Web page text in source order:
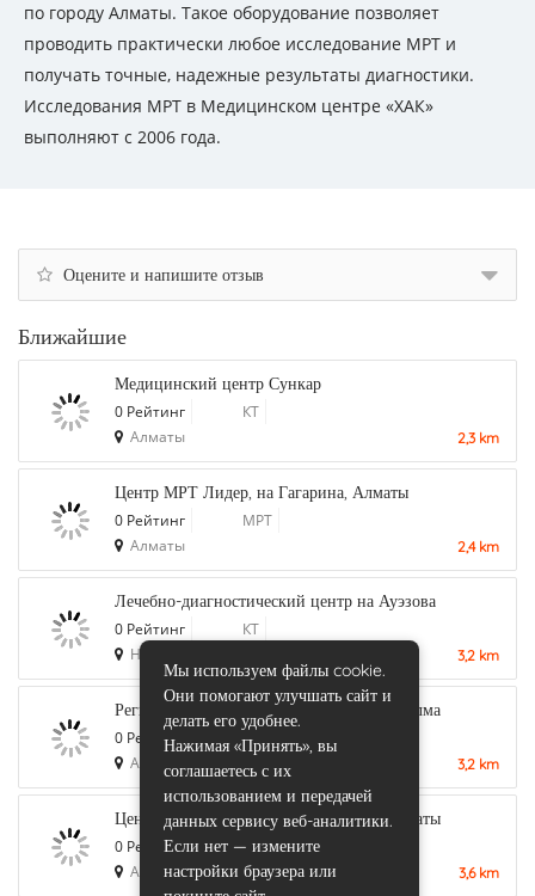
по городу Алматы. Такое оборудование позволяет
проводить практически любое исследование МРТ и
получать точные, надежные результаты диагностики.
Исследования МРТ в Медицинском центре «ХАК»
выполняют с 2006 года.
Оцените и напишите отзыв
Ближайшие
Медицинский центр Сункар
0 Рейтинг
КТ
Алматы
2,3 km
Центр МРТ Лидер, на Гагарина, Алматы
0 Рейтинг
МРТ
Алматы
2,4 km
Лечебно-диагностический центр на Ауэзова
0 Рейтинг
КТ
Нур-Султан
3,2 km
Региональный диагностический центр, Алма
0 Рейтинг
КТ
Алматы
3,2 km
Центр детской неотложной помощи, Алматы
0 Рейтинг
КТ
Алматы
3,6 km
Мы используем файлы cookie.
Они помогают улучшать сайт и
делать его удобнее.
Нажимая «Принять», вы
соглашаетесь с их
использованием и передачей
данных сервису веб-аналитики.
Если нет — измените
настройки браузера или